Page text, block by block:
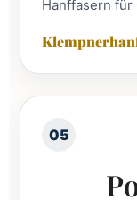
Hanffasern
05